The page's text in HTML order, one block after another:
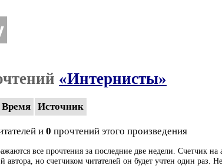
«Интернисты»
Время Источник
и 0 прочтений этого произведения
все прочтения за последние две недели. Счетчик
автора, но счетчиком читателей он будет учтен один раз.